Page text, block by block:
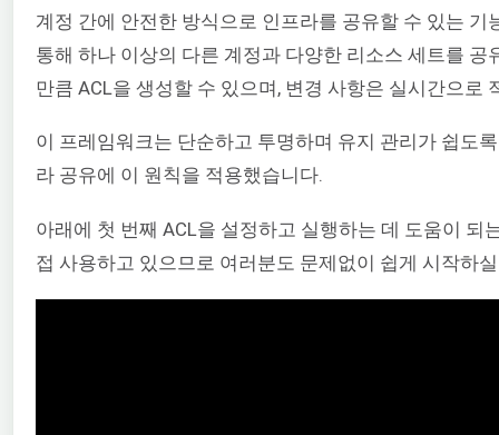
계정 간에 안전한 방식으로 인프라를 공유할 수 있는
통해 하나 이상의 다른 계정과 다양한 리소스 세트를
만큼 ACL을 생성할 수 있으며, 변경 사항은 실시간으
이 프레임워크는 단순하고 투명하며 유지 관리가 쉽도
라 공유에 이 원칙을 적용했습니다.
아래에 첫 번째 ACL을 설정하고 실행하는 데 도움이 되
접 사용하고 있으므로 여러분도 문제없이 쉽게 시작하